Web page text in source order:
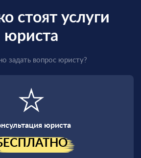
способ
получить
билет
стоят услуги
юриста
задать вопрос юристу?
юриста